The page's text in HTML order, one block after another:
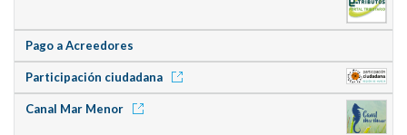
Pago a Acreedores
Participación ciudadana
Canal Mar Menor